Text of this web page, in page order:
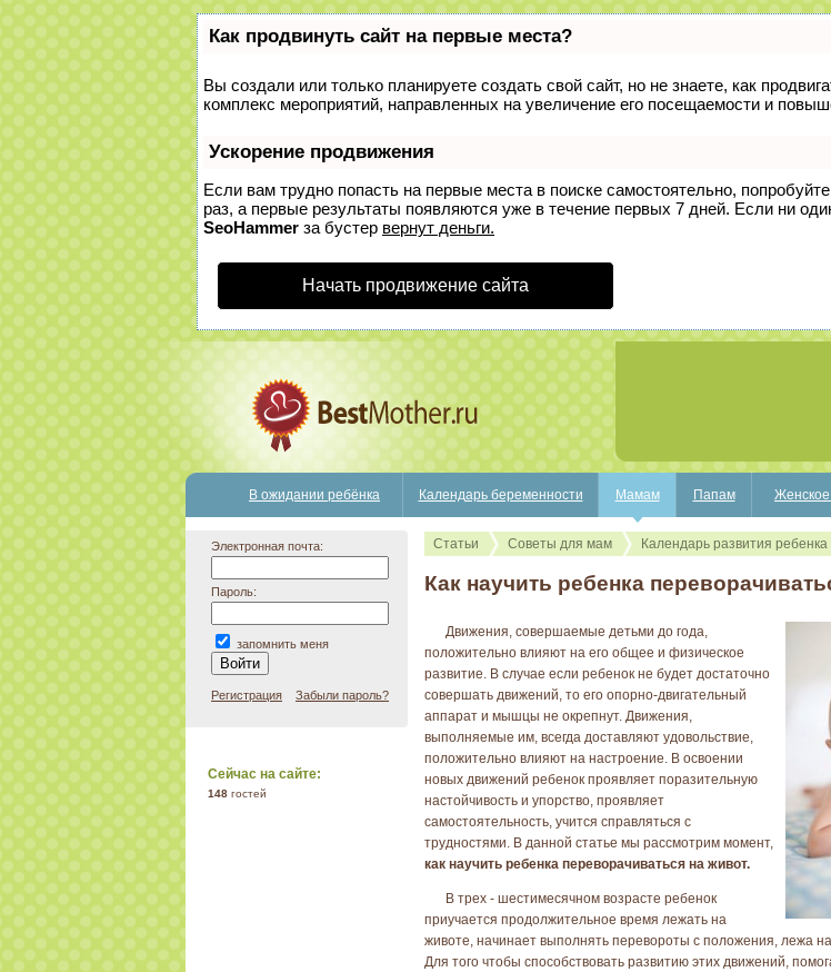
Как продвинуть сайт на первые места?
Вы создали или только планируете создать свой сайт, но не знаете, как
комплекс мероприятий, направленных на увеличение его посещаемости и
Ускорение продвижения
Если вам трудно попасть на первые места в поиске самостоятельно,
раз, а первые результаты появляются уже в течение первых 7 дней. Если ни
SeoHammer за бустер вернут деньги.
Начать продвижение сайта
В ожидании ребёнка Календарь беременности Мамам Папам Женское
Электронная почта:
Пароль:
запомнить меня
Регистрация Забыли пароль?
Сейчас на сайте:
148 гостей
Статьи Советы для мам Календарь развития ребенка
Как научить ребенка
Движения, совершаемые детьми до года,
положительно влияют на его общее и физическое
развитие. В случае если ребенок не будет достаточно
совершать движений, то его опорно-двигательный
аппарат и мышцы не окрепнут. Движения,
выполняемые им, всегда доставляют удовольствие,
положительно влияют на настроение. В освоении
новых движений ребенок проявляет поразительную
настойчивость и упорство, проявляет
самостоятельность, учится справляться с
трудностями. В данной статье мы рассмотрим момент,
как научить ребенка переворачиваться на живот.
В трех - шестимесячном возрасте ребенок
приучается продолжительное время лежать на
животе, начинает выполнять перевороты с положения, лежа
Для того чтобы способствовать развитию этих движений,